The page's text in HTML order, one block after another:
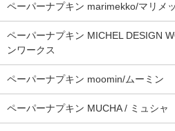
ペーパーナプキン marimekko/マリメ
ペーパーナプキン MICHEL DESIGN
ンワークス
ペーパーナプキン moomin/ムーミン
ペーパーナプキン MUCHA / ミュシャ